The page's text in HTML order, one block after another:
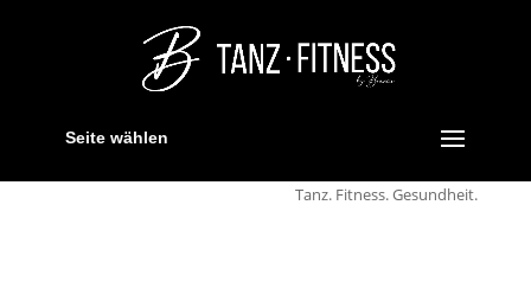
Seite wählen
Tanz. Fitness. Gesundheit.